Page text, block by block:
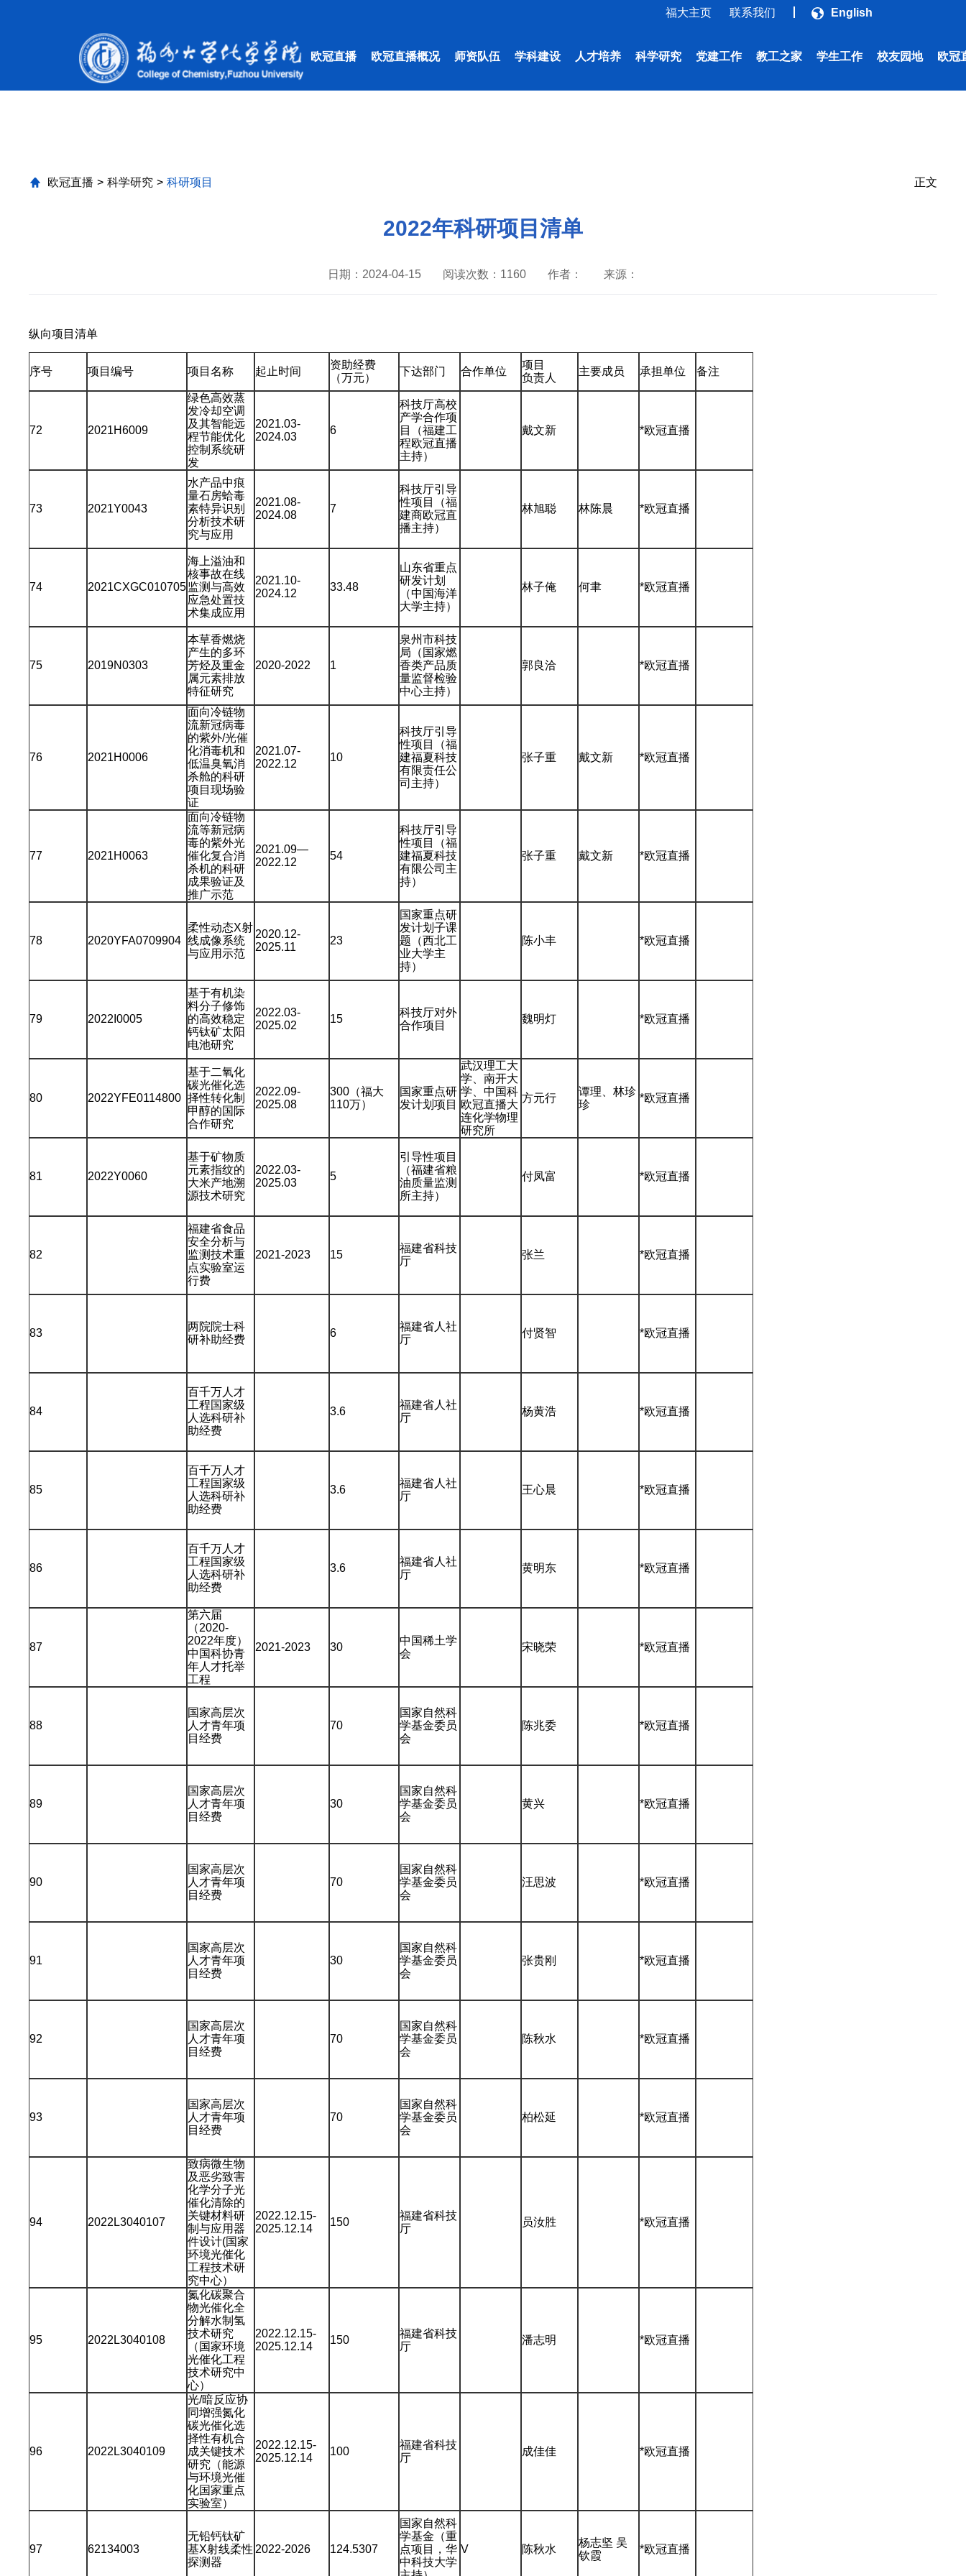
福大主页 联系我们 English
欧冠直播 欧冠直播概况 师资队伍 学科建设 人才培养 科学研究 党建工作 教工之家 学生工作 校友园地 欧冠
欧冠直播 > 科学研究 > 科研项目 正文
2022年科研项目清单
日期：2024-04-15 阅读次数： 1160 作者： 来源：
纵向项目清单
序号 项目编号 项目名称 起止时间
资助经费
（万元）
下达部门 合作单位
项目
负责人
主要成员 承担单位 备注
72 2021H6009
绿色高效蒸
发冷却空调
及其智能远
程节能优化
控制系统研
发
2021.03-
2024.03
6
科技厅高校
产学合作项
目（福建工
程欧冠直播
主持）
戴文新 *欧冠直播
73 2021Y0043
水产品中痕
量石房蛤毒
素特异识别
分析技术研
究与应用
2021.08-
2024.08
7
科技厅引导
性项目（福
建商欧冠直
播主持）
林旭聪 林陈晨 *欧冠直播
74 2021CXGC010705
海上溢油和
核事故在线
监测与高效
应急处置技
术集成应用
2021.10-
2024.12
33.48
山东省重点
研发计划
（中国海洋
大学主持）
林子俺 何聿 *欧冠直播
75 2019N0303
本䓍香燃烧
产生的多环
芳烃及重金
属元素排放
特征研究
2020-2022 1
泉州市科技
局（国家燃
香类产品质
量监督检验
中心主持）
郭良洽 *欧冠直播
76 2021H0006
面向冷链物
流新冠病毒
的紫外/光催
化消毒机和
低温臭氧消
杀舱的科研
项目现场验
证
2021.07-
2022.12
10
科技厅引导
性项目（福
建福夏科技
有限责任公
司主持）
张子重 戴文新 *欧冠直播
77 2021H0063
面向冷链物
流等新冠病
毒的紫外光
催化复合消
杀机的科研
成果验证及
推广示范
2021.09—
2022.12
54
科技厅引导
性项目（福
建福夏科技
有限公司主
持）
张子重 戴文新 *欧冠直播
78 2020YFA0709904
柔性动态X射
线成像系统
与应用示范
2020.12-
2025.11
23
国家重点研
发计划子课
题（西北工
业大学主
持）
陈小丰 *欧冠直播
79 2022I0005
基于有机染
料分子修饰
的高效稳定
钙钛矿太阳
电池研究
2022.03-
2025.02
15
科技厅对外
合作项目
魏明灯 *欧冠直播
80 2022YFE0114800
基于二氧化
碳光催化选
择性转化制
甲醇的国际
合作研究
2022.09-
2025.08
300（福大
110万）
国家重点研
发计划项目
武汉理工大
学、南开大
学、中国科
欧冠直播大
连化学物理
研究所
方元行
谭理、林珍
珍
*欧冠直播
81 2022Y0060
基于矿物质
元素指纹的
大米产地溯
源技术研究
2022.03-
2025.03
5
引导性项目
（福建省粮
油质量监测
所主持）
付凤富 *欧冠直播
82
福建省食品
安全分析与
监测技术重
点实验室运
行费
2021-2023 15
福建省科技
厅
张兰 *欧冠直播
83
两院院士科
研补助经费
6
福建省人社
厅
付贤智 *欧冠直播
84
百千万人才
工程国家级
人选科研补
助经费
3.6
福建省人社
厅
杨黄浩 *欧冠直播
85
百千万人才
工程国家级
人选科研补
助经费
3.6
福建省人社
厅
王心晨 *欧冠直播
86
百千万人才
工程国家级
人选科研补
助经费
3.6
福建省人社
厅
黄明东 *欧冠直播
87
第六届
（2020-
2022年度）
中国科协青
年人才托举
工程
2021-2023 30
中国稀土学
会
宋晓荣 *欧冠直播
88
国家高层次
人才青年项
目经费
70
国家自然科
学基金委员
会
陈兆委 *欧冠直播
89
国家高层次
人才青年项
目经费
30
国家自然科
学基金委员
会
黄兴 *欧冠直播
90
国家高层次
人才青年项
目经费
70
国家自然科
学基金委员
会
汪思波 *欧冠直播
91
国家高层次
人才青年项
目经费
30
国家自然科
学基金委员
会
张贵刚 *欧冠直播
92
国家高层次
人才青年项
目经费
70
国家自然科
学基金委员
会
陈秋水 *欧冠直播
93
国家高层次
人才青年项
目经费
70
国家自然科
学基金委员
会
柏松延 *欧冠直播
94 2022L3040107
致病微生物
及恶劣致害
化学分子光
催化清除的
关键材料研
制与应用器
件设计(国家
环境光催化
工程技术研
究中心）
2022.12.15-
2025.12.14
150
福建省科技
厅
员汝胜 *欧冠直播
95 2022L3040108
氮化碳聚合
物光催化全
分解水制氢
技术研究
（国家环境
光催化工程
技术研究中
心）
2022.12.15-
2025.12.14
150
福建省科技
厅
潘志明 *欧冠直播
96 2022L3040109
光/暗反应协
同增强氮化
碳光催化选
择性有机合
成关键技术
研究（能源
与环境光催
化国家重点
实验室）
2022.12.15-
2025.12.14
100
福建省科技
厅
成佳佳 *欧冠直播
97 62134003
无铅钙钛矿
基X射线柔性
探测器
2022-2026 124.5307
国家自然科
学基金（重
点项目，华
中科技大学
V 陈秋水
杨志坚 吴
钦霞
*欧冠直播